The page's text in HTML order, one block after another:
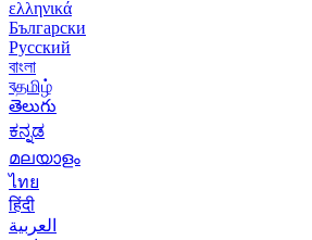
ελληνικά
Български
Русский
বাংলা
বதமிழ்
తెలుగు
ಕನ್ನಡ
മലയാളം
ไทย
हिंदी
العربية